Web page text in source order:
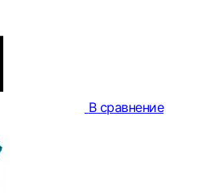
В сравнение